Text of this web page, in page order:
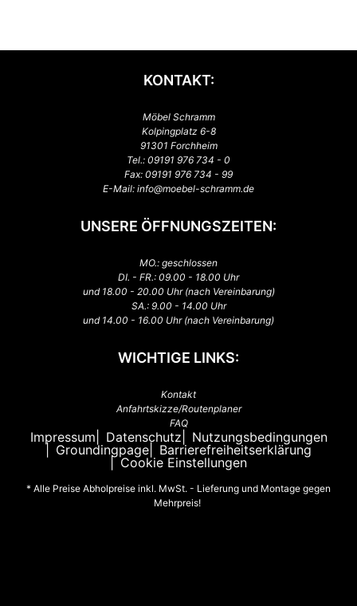
KONTAKT:
Möbel Schramm
Kolpingplatz 6-8
91301 Forchheim
Tel.: 09191 976 734 - 0
Fax: 09191 976 734 - 99
E-Mail: info@moebel-schramm.de
UNSERE ÖFFNUNGSZEITEN:
MO.: geschlossen
DI. - FR.: 09.00 - 18.00 Uhr
und 18.00 - 20.00 Uhr (nach Vereinbarung)
SA.: 9.00 - 14.00 Uhr
und 14.00 - 16.00 Uhr (nach Vereinbarung)
WICHTIGE LINKS:
Kontakt
Anfahrtskizze/Routenplaner
FAQ
Impressum Datenschutz
Nutzungsbedingungen
Groundingpage
Barrierefreiheitserklärung
Cookie Einstellungen
* Alle Preise Abholpreise inkl. MwSt. - Lieferung und Montage gegen
Mehrpreis!